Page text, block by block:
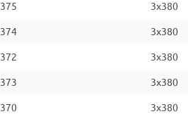
3x380
3x380
3x380
3x380
3x380